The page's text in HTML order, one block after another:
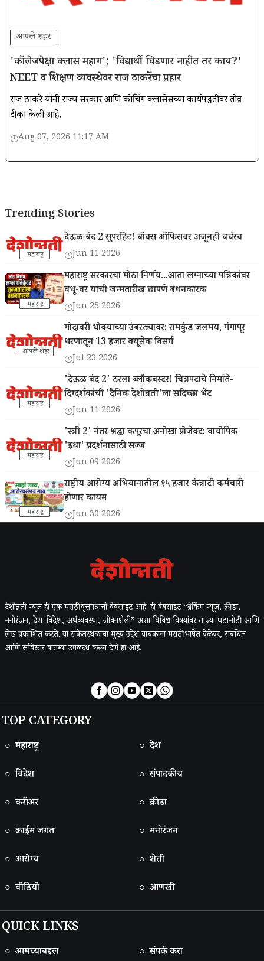
आपले शहर
'कॉलेजपेक्षा क्लास महाग'; 'विद्यार्थी चिडणार नाहीत तर काय?'
NEET व शिक्षण व्यवस्थेवर राज ठाकरेंचा प्रहार
राज ठाकरे यांनी राज्य सरकार आणि कोचिंग क्लासेसच्या कार्यपद्धतीवर तीव्र
टीका केली आहे.
Aug 07, 2026 11:17 AM
Trending Stories
महाराष्ट्र
देऊळ बंद 2 सुपरहिट! बॉक्स ऑफिसवर अजूनही वर्चस्व
Jun 11 2026
महाराष्ट्र
महाराष्ट्र सरकारचा मोठा निर्णय...आता लग्नाच्या पत्रिकांवर
वधू-वर यांची जन्मतारीख छापणे बंधनकारक
Jun 25 2026
आपले शहर
गोदावरी धोक्याच्या उंबरठ्यावर; रामकुंड जलमय, गंगापूर
धरणातून 13 हजार क्यूसेक विसर्ग
Jul 23 2026
महाराष्ट्र
'देऊळ बंद 2' ठरला ब्लॉकबस्टर! चित्रपटाचे निर्माते-
दिग्दर्शकांची 'दैनिक देशोन्नती'ला सदिच्छा भेट
Jun 11 2026
महाराष्ट्र
'स्त्री 2' नंतर श्रद्धा कपूरचा अनोखा प्रोजेक्ट; बायोपिक
'इथा' प्रदर्शनासाठी सज्ज
Jun 09 2026
महाराष्ट्र
राष्ट्रीय आरोग्य अभियानातील १५ हजार कंत्राटी कर्मचारी
होणार कायम
Jun 30 2026
देशोन्नती न्यूज ही एक मराठी वृत्तपत्राची वेबसाइट आहे. ही वेबसाइट “ब्रेकिंग न्यूज, क्रीडा,
मनोरंजन, देश-विदेश, अर्थव्यवस्था, जीवनशैली” अशा विविध विषयांवर ताज्या घडामोडी आणि
लेख प्रकाशित करते. या संकेतस्थळाचा मुख्य उद्देश वाचकांना मराठी भाषेत वेळेवर, संबंधित
आणि सविस्तर बातम्या उपलब्ध करून देणे हा आहे.
TOP CATEGORY
○ महाराष्ट्र
○ देश
○ विदेश
○ संपादकीय
○ करीअर
○ क्रीडा
○ क्राईम जगत
○ मनोरंजन
○ आरोग्य
○ शेती
○ वीडियो
○ आणखी
QUICK LINKS
○ आमच्याबद्दल ○ संपर्क करा